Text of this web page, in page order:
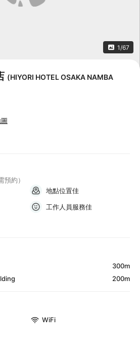
1/67
(HIYORI HOTEL OSAKA NAMBA
約）
地點位置佳
工作人員服務佳
300m
200m
WiFi